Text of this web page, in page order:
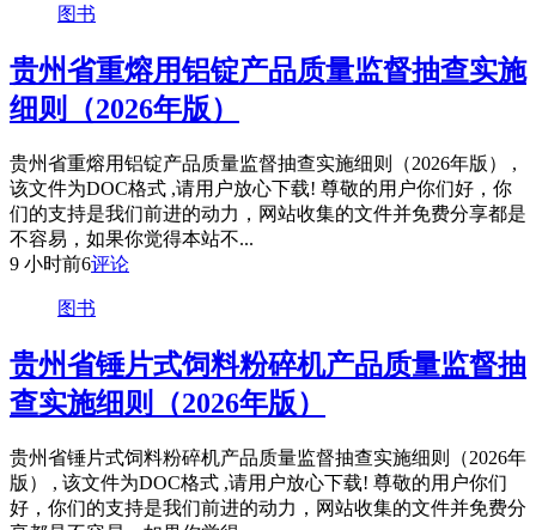
图书
贵州省重熔用铝锭产品质量监督抽查实施
细则（2026年版）
贵州省重熔用铝锭产品质量监督抽查实施细则（2026年版） ,
该文件为DOC格式 ,请用户放心下载! 尊敬的用户你们好，你
们的支持是我们前进的动力，网站收集的文件并免费分享都是
不容易，如果你觉得本站不...
9 小时前6评论
图书
贵州省锤片式饲料粉碎机产品质量监督抽
查实施细则（2026年版）
贵州省锤片式饲料粉碎机产品质量监督抽查实施细则（2026年
版） , 该文件为DOC格式 ,请用户放心下载! 尊敬的用户你们
好，你们的支持是我们前进的动力，网站收集的文件并免费分